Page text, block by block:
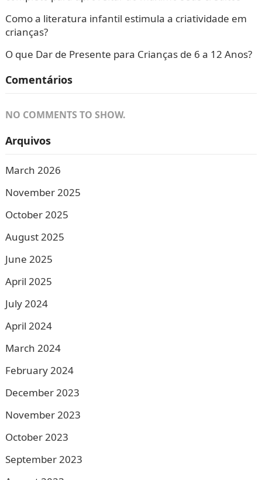
Como a literatura infantil estimula a criatividade em
crianças?
O que Dar de Presente para Crianças de 6 a 12 Anos?
Comentários
NO COMMENTS TO SHOW.
Arquivos
March 2026
November 2025
October 2025
August 2025
June 2025
April 2025
July 2024
April 2024
March 2024
February 2024
December 2023
November 2023
October 2023
September 2023